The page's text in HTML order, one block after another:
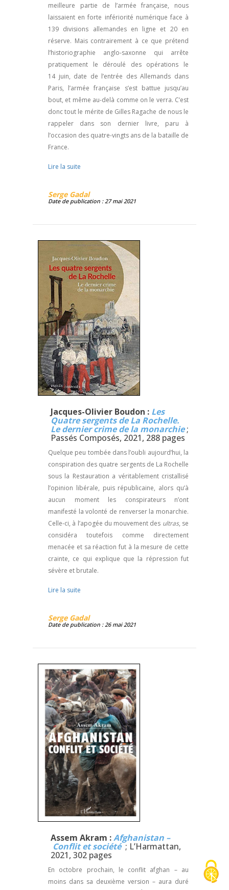
meilleure partie de l’armée française, nous
laissaient en forte infériorité numérique face à
139 divisions allemandes en ligne et 20 en
réserve. Mais contrairement à ce que prétend
l’historiographie anglo-saxonne qui arrête
pratiquement le déroulé des opérations le
14 juin, date de l’entrée des Allemands dans
Paris, l’armée française s’est battue jusqu’au
bout, et même au-delà comme on le verra. C’est
donc tout le mérite de Gilles Ragache de nous le
rappeler dans son dernier livre, paru à
l’occasion des quatre-vingts ans de la bataille de
France.
Lire la suite
Serge Gadal
Date de publication : 27 mai 2021
Jacques-Olivier Boudon : Les
Quatre sergents de La Rochelle.
Le dernier crime de la monarchie ;
Passés Composés, 2021, 288 pages
Quelque peu tombée dans l’oubli aujourd’hui, la
conspiration des quatre sergents de La Rochelle
sous la Restauration a véritablement cristallisé
l’opinion libérale, puis républicaine, alors qu’à
aucun moment les conspirateurs n’ont
manifesté la volonté de renverser la monarchie.
Celle-ci, à l’apogée du mouvement des ultras, se
considéra toutefois comme directement
menacée et sa réaction fut à la mesure de cette
crainte, ce qui explique que la répression fut
sévère et brutale.
Lire la suite
Serge Gadal
Date de publication : 26 mai 2021
Assem Akram :Afghanistan –
Conflit et société ; L’Harmattan,
2021, 302 pages
En octobre prochain, le conflit afghan – au
moins dans sa deuxième version – aura duré